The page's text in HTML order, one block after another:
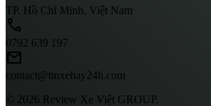
TP. Hồ Chí Minh, Việt Nam
call
0792 639 197
mail
contact@tinxehay24h.com
© 2026 Review Xe Việt GROUP.